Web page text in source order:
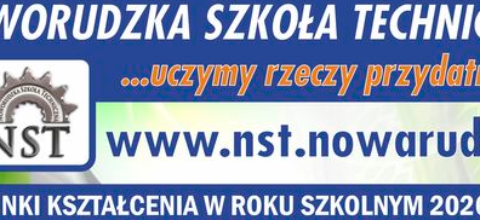
horrendalnym miszmaszem” panującym w dyktandzie i bez
końca. Uczestnikom kibicowali honorowi goście konkursu:
Tomasz Kiliński – Burmistrz Miasta Nowa Ruda
Anetta Kościuk– Dyrektor Wydziału Oświaty Starostwa
Izabela Słowek-Chorób– Kierownik Referatu Oświaty i Spraw
Leszek Wójcik – Naczelnik Wydziału Infrastruktury Społecznej
Dorota Ręczkowska– Dyrektor Powiatowego Centrum
Psychologiczno-Pedagogicznego w Kłodzku
Bartosz Bukała– przedstawiciel Państwowej Wyższej Szkoły